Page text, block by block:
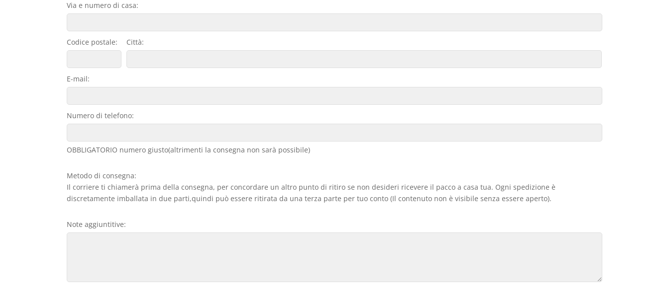
Via e numero di casa:
Codice postale: Città:
E-mail:
Numero di telefono:
OBBLIGATORIO numero giusto(altrimenti la consegna non sarà possibile)
Metodo di consegna:
Il corriere ti chiamerà prima della consegna, per concordare un altro punto di ritiro se non desideri ricevere il pacco a casa tua. Ogni spedizione è
discretamente imballata in due parti,quindi può essere ritirata da una terza parte per tuo conto (Il contenuto non è visibile senza essere aperto).
Note aggiuntitive: